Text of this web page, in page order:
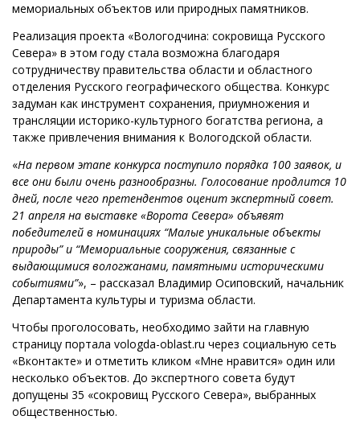
мемориальных объектов или природных памятников.
Реализация проекта «Вологодчина: сокровища Русского
Севера» в этом году стала возможна благодаря
сотрудничеству правительства области и областного
отделения Русского географического общества. Конкурс
задуман как инструмент сохранения, приумножения и
трансляции историко-культурного богатства региона, а
также привлечения внимания к Вологодской области.
«На первом этапе конкурса поступило порядка 100 заявок, и
все они были очень разнообразны. Голосование продлится 10
дней, после чего претендентов оценит экспертный совет.
21 апреля на выставке «Ворота Севера» объявят
победителей в номинациях “Малые уникальные объекты
природы” и “Мемориальные сооружения, связанные с
выдающимися вологжанами, памятными историческими
событиями”», – рассказал Владимир Осиповский, начальник
Департамента культуры и туризма области.
Чтобы проголосовать, необходимо зайти на главную
страницу портала vologda-oblast.ru через социальную сеть
«Вконтакте» и отметить кликом «Мне нравится» один или
несколько объектов. До экспертного совета будут
допущены 35 «сокровищ Русского Севера», выбранных
общественностью.